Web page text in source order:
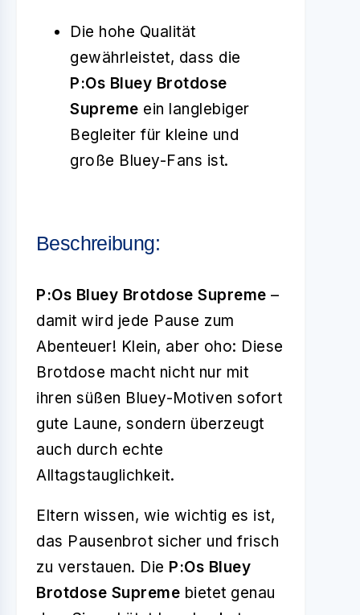
Die hohe Qualität
gewährleistet, dass die
P:Os Bluey Brotdose
Supreme ein langlebiger
Begleiter für kleine und
große Bluey-Fans ist.
Beschreibung:
P:Os Bluey Brotdose Supreme –
damit wird jede Pause zum
Abenteuer! Klein, aber oho: Diese
Brotdose macht nicht nur mit
ihren süßen Bluey-Motiven sofort
gute Laune, sondern überzeugt
auch durch echte
Alltagstauglichkeit.
Eltern wissen, wie wichtig es ist,
das Pausenbrot sicher und frisch
zu verstauen. Die P:Os Bluey
Brotdose Supreme bietet genau